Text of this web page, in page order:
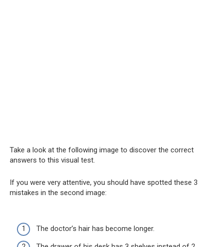
Take a look at the following image to discover the correct
answers to this visual test.
If you were very attentive, you should have spotted these 3
mistakes in the second image:
The doctor’s hair has become longer.